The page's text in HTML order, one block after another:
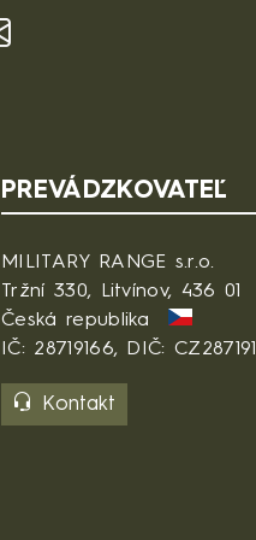
PREVÁDZKOVATEĽ
MILITARY RANGE s.r.o.
Tržní 330, Litvínov, 436 01
Česká republika
IČ: 28719166, DIČ:
Kontakt